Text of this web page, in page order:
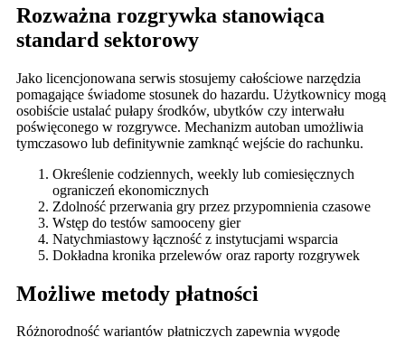
Rozważna rozgrywka stanowiąca
standard sektorowy
Jako licencjonowana serwis stosujemy całościowe narzędzia
pomagające świadome stosunek do hazardu. Użytkownicy mogą
osobiście ustalać pułapy środków, ubytków czy interwału
poświęconego w rozgrywce. Mechanizm autoban umożliwia
tymczasowo lub definitywnie zamknąć wejście do rachunku.
Określenie codziennych, weekly lub comiesięcznych
ograniczeń ekonomicznych
Zdolność przerwania gry przez przypomnienia czasowe
Wstęp do testów samooceny gier
Natychmiastowy łączność z instytucjami wsparcia
Dokładna kronika przelewów oraz raporty rozgrywek
Możliwe metody płatności
Różnorodność wariantów płatniczych zapewnia wygodę